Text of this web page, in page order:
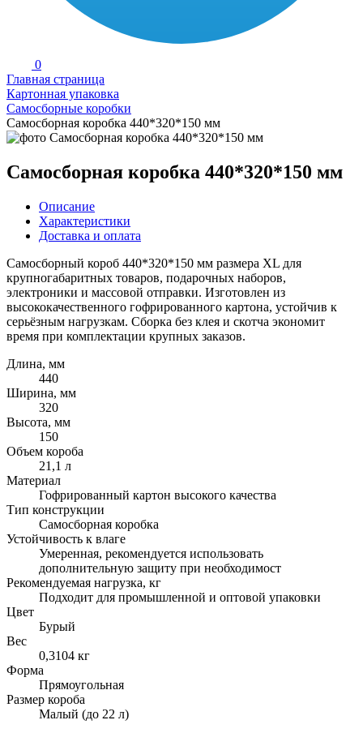
0
Главная страница
Картонная упаковка
Самосборные коробки
Самосборная коробка 440*320*150 мм
Самосборная коробка 440*320*150 мм
Описание
Характеристики
Доставка и оплата
Самосборный короб 440*320*150 мм размера XL для
крупногабаритных товаров, подарочных наборов,
электроники и массовой отправки. Изготовлен из
высококачественного гофрированного картона, устойчив к
серьёзным нагрузкам. Сборка без клея и скотча экономит
время при комплектации крупных заказов.
Длина, мм
440
Ширина, мм
320
Высота, мм
150
Объем короба
21,1 л
Материал
Гофрированный картон высокого качества
Тип конструкции
Самосборная коробка
Устойчивость к влаге
Умеренная, рекомендуется использовать
дополнительную защиту при необходимост
Рекомендуемая нагрузка, кг
Подходит для промышленной и оптовой упаковки
Цвет
Бурый
Вес
0,3104 кг
Форма
Прямоугольная
Размер короба
Малый (до 22 л)